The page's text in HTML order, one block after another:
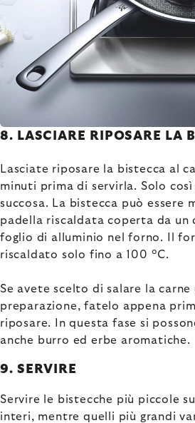
8. LASCIARE RIPOSARE LA
Lasciate riposare la bistecca al
minuti prima di servirla. Solo così
succosa. La bistecca può essere
padella riscaldata coperta da un
foglio di alluminio nel forno. Il
riscaldato solo fino a 100 °C.
Se avete scelto di salare la carne
preparazione, fatelo appena
riposare. In questa fase si
anche burro ed erbe aromatiche.
9. SERVIRE
Servire le bistecche più piccole
interi, mentre quelli più grandi